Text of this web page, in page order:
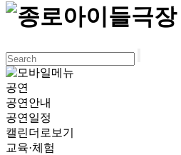
공연
공연안내
공연일정
캘린더로보기
교육·체험